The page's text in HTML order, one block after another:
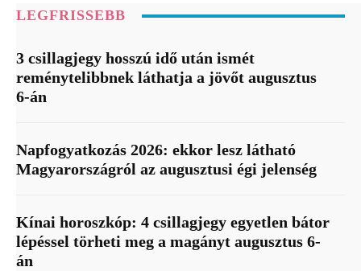
LEGFRISSEBB
3 csillagjegy hosszú idő után ismét
reménytelibbnek láthatja a jövőt augusztus
6-án
Napfogyatkozás 2026: ekkor lesz látható
Magyarországról az augusztusi égi jelenség
Kínai horoszkóp: 4 csillagjegy egyetlen bátor
lépéssel törheti meg a magányt augusztus 6-
án